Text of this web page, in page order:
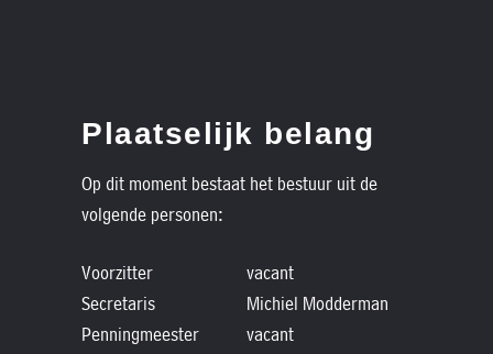
Plaatselijk belang
Op dit moment bestaat het bestuur uit de
volgende personen:
Voorzitter
vacant
Secretaris
Michiel Modderman
Penningmeester
vacant